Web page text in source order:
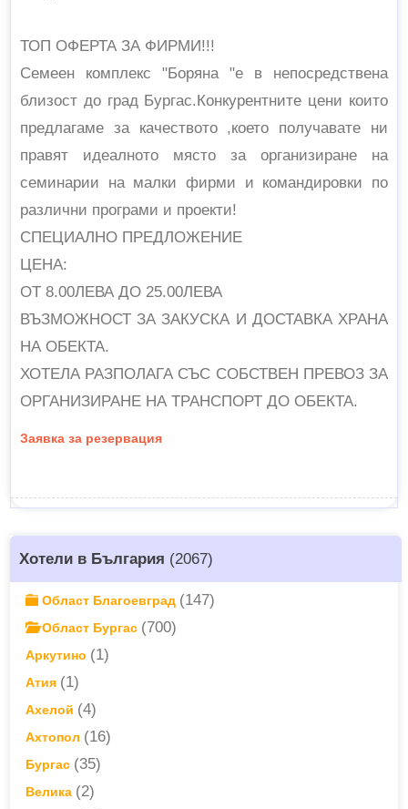
Хотели в България (2067)
Област Благоевград (147)
Област Бургас (700)
Аркутино (1)
Атия (1)
Ахелой (4)
Ахтопол (16)
Бургас (35)
Велика (2)
ТОП ОФЕРТА ЗА ФИРМИ!!!
Семеен комплекс "Боряна "е в непосредствена
близост до град Бургас.Конкурентните цени които
предлагаме за качеството ,което получавате ни
правят идеалното място за организиране на
семинарии на малки фирми и командировки по
различни програми и проекти!
СПЕЦИАЛНО ПРЕДЛОЖЕНИЕ
ЦЕНА:
ОТ 8.00ЛЕВА ДО 25.00ЛЕВА
ВЪЗМОЖНОСТ ЗА ЗАКУСКА И ДОСТАВКА ХРАНА
НА ОБЕКТА.
ХОТЕЛА РАЗПОЛАГА СЪС СОБСТВЕН ПРЕВОЗ ЗА
ОРГАНИЗИРАНЕ НА ТРАНСПОРТ ДО ОБЕКТА.
Заявка за резервация